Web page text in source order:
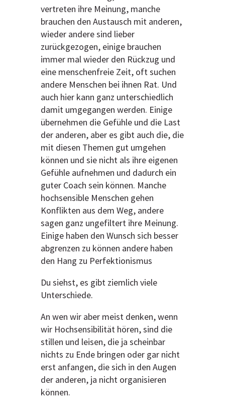
vertreten ihre Meinung, manche
brauchen den Austausch mit anderen,
wieder andere sind lieber
zurückgezogen, einige brauchen
immer mal wieder den Rückzug und
eine menschenfreie Zeit, oft suchen
andere Menschen bei ihnen Rat. Und
auch hier kann ganz unterschiedlich
damit umgegangen werden. Einige
übernehmen die Gefühle und die Last
der anderen, aber es gibt auch die, die
mit diesen Themen gut umgehen
können und sie nicht als ihre eigenen
Gefühle aufnehmen und dadurch ein
guter Coach sein können. Manche
hochsensible Menschen gehen
Konflikten aus dem Weg, andere
sagen ganz ungefiltert ihre Meinung.
Einige haben den Wunsch sich besser
abgrenzen zu können andere haben
den Hang zu Perfektionismus
Du siehst, es gibt ziemlich viele
Unterschiede.
An wen wir aber meist denken, wenn
wir Hochsensibilität hören, sind die
stillen und leisen, die ja scheinbar
nichts zu Ende bringen oder gar nicht
erst anfangen, die sich in den Augen
der anderen, ja nicht organisieren
können.